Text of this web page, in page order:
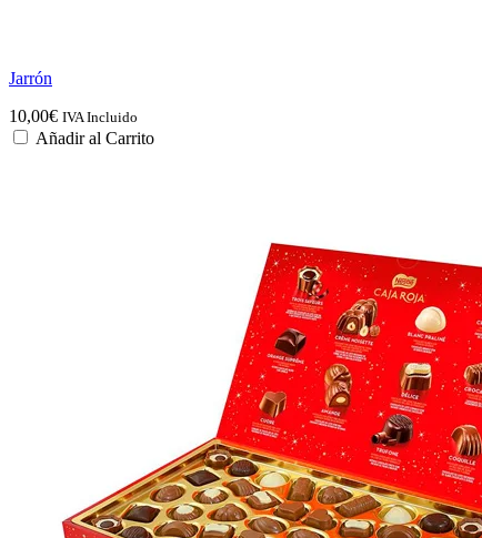
Jarrón
10,00€ IVA Incluido
Añadir al Carrito